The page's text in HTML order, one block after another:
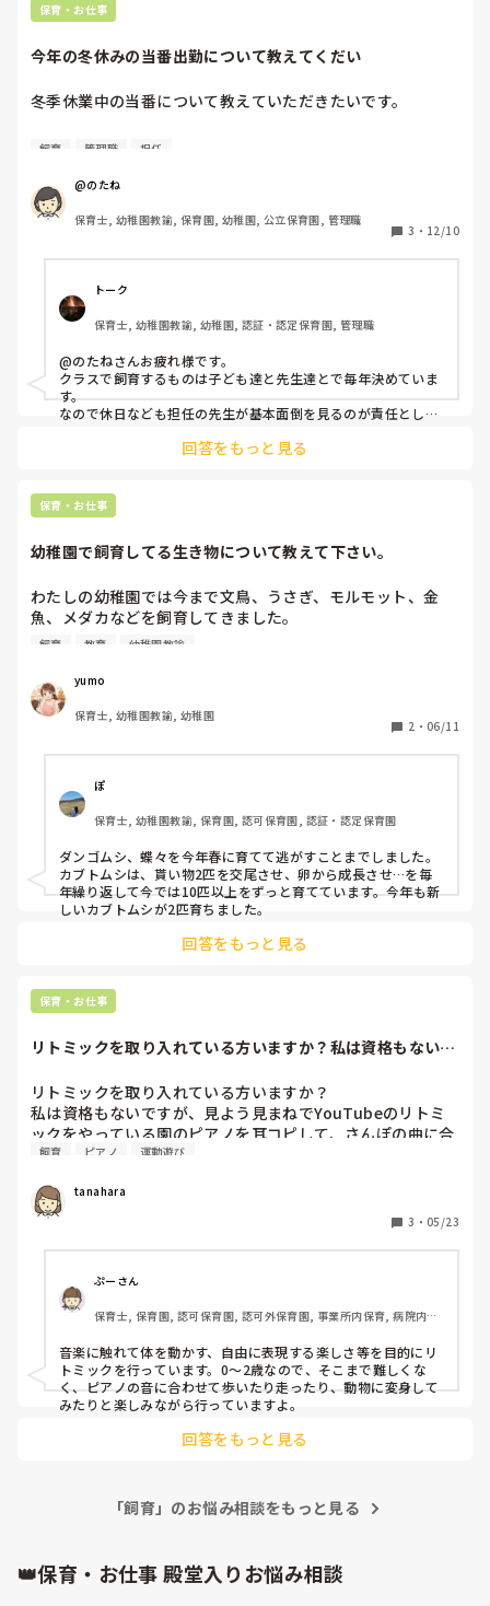
保育・お仕事
今年の冬休みの当番出勤について教えてくだい
冬季休業中の当番について教えていただきたいです。
今年は年末終業が26日のところが多いと思いますが、園内の
管理職だけで行いますか？
時間外をつけて一般職にも振り分けますか？
参考にしたいので教えて下さい。
飼育 管理職 担任
@のたね
保育士, 幼稚園教諭, 保育園, 幼稚園, 公立保育園, 管理職
3 ・ 12/10
トーク
保育士, 幼稚園教諭, 幼稚園, 認証・認定保育園, 管理職
@のたねさんお疲れ様です。
クラスで飼育するものは子ども達と先生達とで毎年決めていま
す。
なので休日なども担任の先生が基本面倒を見るのが責任として
げなくても大丈夫な環境つくり。それか、諦めて一回だけ来て
回答をもっと見る
保育・お仕事
幼稚園で飼育してる生き物について教えて下さい。
わたしの幼稚園では今まで文鳥、うさぎ、モルモット、金
魚、メダカなどを飼育してきました。
また子どもたちが捕まえた虫などをみんなで育てることもあ
身近な命に継続して関わることで、生命の尊さや思いやり、
責任感、観察力・探究心などを総合的に育てる教育的なねら
近年暑くなりすぎて、幼稚園で動物を飼育することの難しさ
を感じています。
皆さんの園はどんな生き物を飼育していますか？
教えてください＾＾
飼育 教育 幼稚園教諭
yumo
保育士, 幼稚園教諭, 幼稚園
2 ・ 06/11
ぽ
保育士, 幼稚園教諭, 保育園, 認可保育園, 認証・認定保育園
ダンゴムシ、蝶々を今年春に育てて逃がすことまでしました。
カブトムシは、貰い物2匹を交尾させ、卵から成長させ…を毎
年繰り返して今では10匹以上をずっと育てています。今年も新
しいカブトムシが2匹育ちました。
回答をもっと見る
保育・お仕事
リトミックを取り入れている方いますか？私は資格もないで
リトミックを取り入れている方いますか？
私は資格もないですが、見よう見まねでYouTubeのリトミ
ックをやっている園のピアノを耳コピして、さんぽの曲に合
わせて体を動かして遊んでいます。動物に変身！落とし穴な
音に合わせて体を動かすことを楽しむことを目的としている
のでいいのですが、これをリトミックと呼んでいいのか...?
どうやって行っていますか？
飼育 ピアノ 運動遊び
tanahara
3 ・ 05/23
ぷーさん
保育士, 保育園, 認可保育園, 認可外保育園, 事業所内保育, 病院内保
音楽に触れて体を動かす、自由に表現する楽しさ等を目的にリ
トミックを行っています。0〜2歳なので、そこまで難しくな
く、ピアノの音に合わせて歩いたり走ったり、動物に変身して
みたりと楽しみながら行っていますよ。
回答をもっと見る
「飼育」のお悩み相談をもっと見る
👑保育・お仕事 殿堂入りお悩み相談